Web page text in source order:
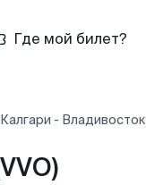
Где мой билет?
- Владивосток